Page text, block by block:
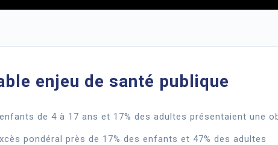
enjeu de santé publique
de 4 à 17 ans et 17% des adultes présentaient une
pondéral près de 17% des enfants et 47% des adultes